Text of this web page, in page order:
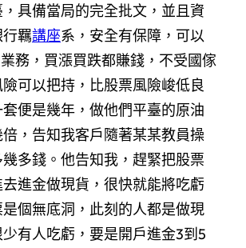
具備當局的完全批文，並且資
羈講座系，安全有保障，可以
務，買漲買跌都賺錢，不受國傢
可以把持，比股票風險峻低良
便是幾年，做他們平臺的原油
，告知我客戶隨著某某教員操
多錢。他告知我，趕緊把股票
進金做現貨，很快就能將吃虧
個無底洞，此刻的人都是做現
有人吃虧，要是開戶進金3到5